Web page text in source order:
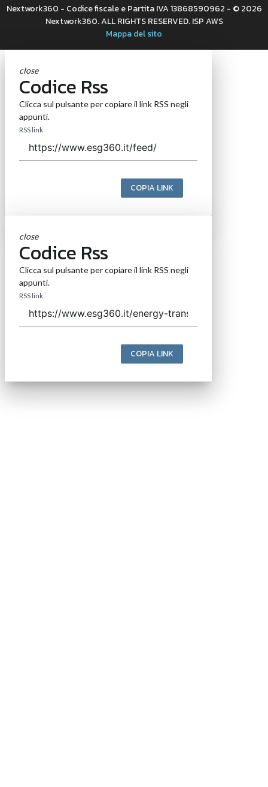
Nextwork360 - Codice fiscale e Partita IVA 13868590962 - © 2026
Nextwork360. ALL RIGHTS RESERVED. ISP AWS
Mappa del sito
close
Codice Rss
Clicca sul pulsante per copiare il link RSS negli
appunti.
RSS link
COPIA LINK
close
Codice Rss
Clicca sul pulsante per copiare il link RSS negli
appunti.
RSS link
COPIA LINK